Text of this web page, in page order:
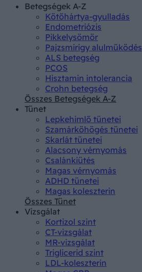
Betegségek A-Z
Kötőhártya-gyulladás
Endometriózis
Pikkelysömör
Pajzsmirigy alulműködés
ALS betegség
PCOS
Hisztamin intolerancia
Crohn betegség
Összes Betegségek A-Z
Tünet
Lepkehimlő tünetei
Szamárköhögés tünetei
Skarlát tünetei
Alacsony vérnyomás
Csalánkiütés
Magas vérnyomás
ADHD tünetei
Magas koleszterin
Összes Tünet
Vizsgálat
Kortizol szint
CT-vizsgálat
MR-vizsgálat
Triglicerid szint
LDL-koleszterin